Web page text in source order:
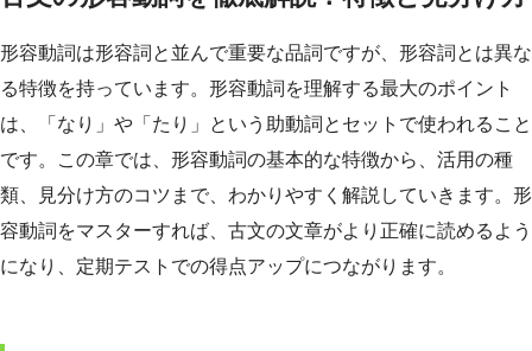
形容動詞は形容詞と並んで重要な品詞ですが、形容詞とは異な
る特徴を持っています。形容動詞を理解する最大のポイント
は、「なり」や「たり」という助動詞とセットで使われること
です。この章では、形容動詞の基本的な特徴から、活用の種
類、見分け方のコツまで、わかりやすく解説していきます。形
容動詞をマスターすれば、古文の文章がより正確に読めるよう
になり、定期テストでの得点アップにつながります。